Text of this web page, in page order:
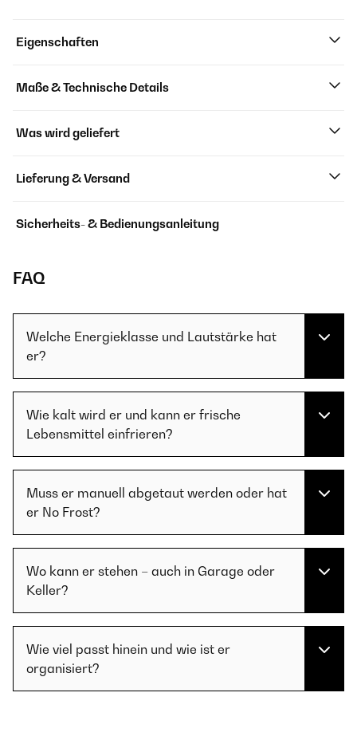
Eigenschaften
Maße & Technische Details
Was wird geliefert
Lieferung & Versand
Sicherheits- & Bedienungsanleitung
FAQ
Welche Energieklasse und Lautstärke hat
er?
Wie kalt wird er und kann er frische
Lebensmittel einfrieren?
Muss er manuell abgetaut werden oder hat
er No Frost?
Wo kann er stehen – auch in Garage oder
Keller?
Wie viel passt hinein und wie ist er
organisiert?